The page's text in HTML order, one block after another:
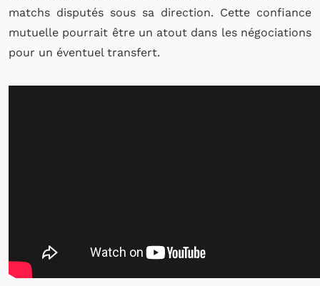
matchs disputés sous sa direction. Cette confiance
mutuelle pourrait être un atout dans les négociations
pour un éventuel transfert.